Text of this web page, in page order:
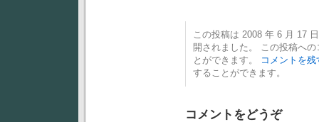
この投稿は 2008 年 6 月 17
開されました。 この投稿へ
とができます。
コメントを残
することができます。
コメントをどうぞ